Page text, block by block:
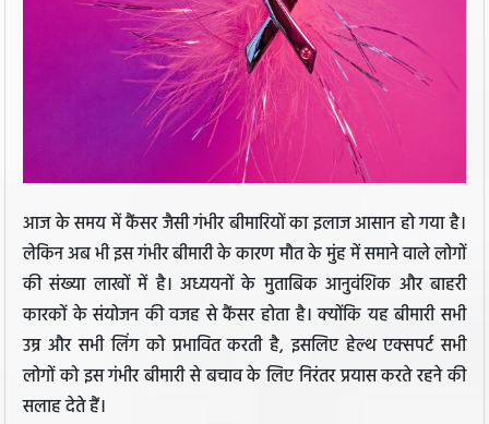
आज के समय में कैंसर जैसी गंभीर बीमारियों का इलाज आसान हो गया है।
लेकिन अब भी इस गंभीर बीमारी के कारण मौत के मुंह में समाने वाले लोगों
की संख्या लाखों में है। अध्ययनों के मुताबिक आनुवंशिक और बाहरी
कारकों के संयोजन की वजह से कैंसर होता है। क्योंकि यह बीमारी सभी
उम्र और सभी लिंग को प्रभावित करती है, इसलिए हेल्थ एक्सपर्ट सभी
लोगों को इस गंभीर बीमारी से बचाव के लिए निरंतर प्रयास करते रहने की
सलाह देते हैं।